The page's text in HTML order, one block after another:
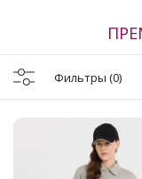
Фильтры (0)